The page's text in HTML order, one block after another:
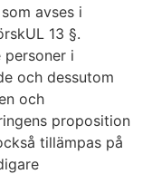
avses i
13 §.
personer i
och dessutom
och
proposition
tillämpas på